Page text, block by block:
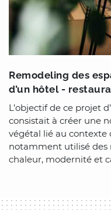
Remodeling des
d’un hôtel -
L’objectif de ce projet d’
consistait à créer une
végétal lié au contexte
notamment utilisé
chaleur, modernité et